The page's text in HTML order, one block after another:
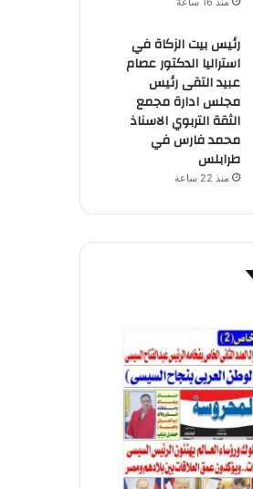
رئيس بيت الزكاة في
استراليا الدكتور عصام
عبيد التقى رئيس
مجلس ادارة مجمع
الثقة التربوي الاسناذ
محمد فارس في
طرابلس
منذ 22 ساعة